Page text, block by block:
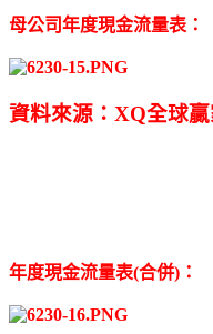
母公司年度現金流量表
資料來源：XQ全球
年度現金流量表(合併)：